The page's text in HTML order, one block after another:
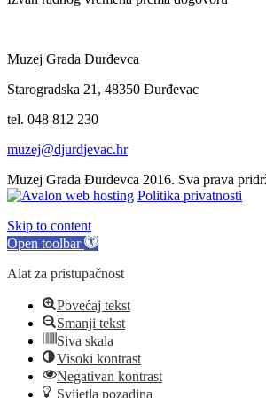
Muzej Grada Đurđevca
Starogradska 21, 48350 Đurđevac
tel. 048 812 230
muzej@djurdjevac.hr
Muzej Grada Đurđevca 2016. Sva prava
Politika privatnosti
Skip to content
Open toolbar
Alat za pristupačnost
Povećaj tekst
Smanji tekst
Siva skala
Visoki kontrast
Negativan kontrast
Svijetla pozadina